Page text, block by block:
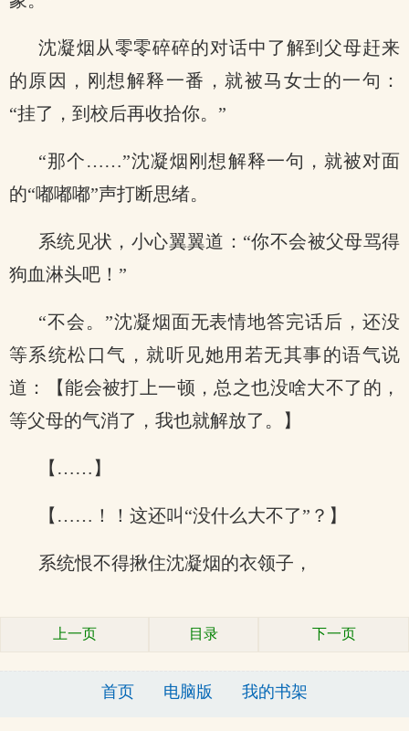
沈凝烟从零零碎碎的对话中了解到父母赶来
的原因，刚想解释一番，就被马女士的一句：
“挂了，到校后再收拾你。”
“那个……”沈凝烟刚想解释一句，就被对面
的“嘟嘟嘟”声打断思绪。
系统见状，小心翼翼道：“你不会被父母骂得
狗血淋头吧！”
“不会。”沈凝烟面无表情地答完话后，还没
等系统松口气，就听见她用若无其事的语气说
道：【能会被打上一顿，总之也没啥大不了的，
等父母的气消了，我也就解放了。】
【……】
【……！！这还叫“没什么大不了”？】
系统恨不得揪住沈凝烟的衣领子，
上一页 目录 下一页
首页 电脑版 我的书架